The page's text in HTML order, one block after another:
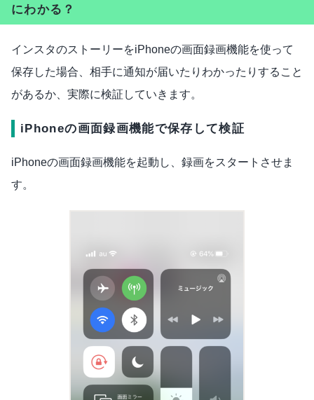
にわかる？
インスタのストーリーをiPhoneの画面録画機能を使って
保存した場合、相手に通知が届いたりわかったりすること
があるか、実際に検証していきます。
iPhoneの画面録画機能で保存して検証
iPhoneの画面録画機能を起動し、録画をスタートさせま
す。